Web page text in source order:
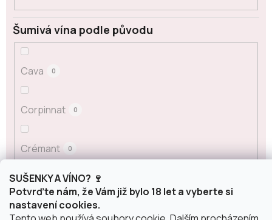
SUŠENKY A VÍNO? 🍷
Potvrďte nám, že Vám již bylo 18 let a vyberte si
nastavení cookies.
Šumivá vína podle původu
Cava 0
Corpinnat 0
Crémant 0
Franciacorta 0